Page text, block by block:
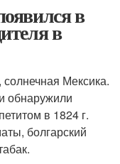
в
в
Мексика.
обнаружили
в 1824 г.
болгарский